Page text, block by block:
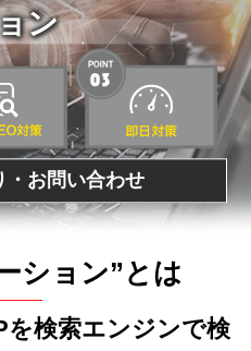
ン
・お問い合わせ
ション”とは
を検索エンジンで検